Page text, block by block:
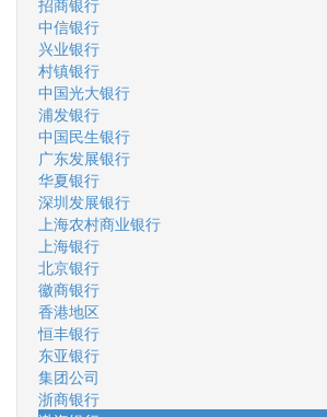
招商银行
中信银行
兴业银行
村镇银行
中国光大银行
浦发银行
中国民生银行
广东发展银行
华夏银行
深圳发展银行
上海农村商业银行
上海银行
北京银行
徽商银行
香港地区
恒丰银行
东亚银行
集团公司
浙商银行